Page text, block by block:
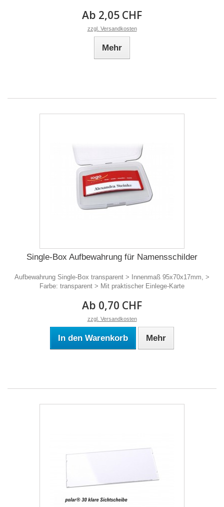
Ab 2,05 CHF
zzgl. Versandkosten
Mehr
Single-Box Aufbewahrung für Namensschilder
Aufbewahrung Single-Box transparent > Innenmaß 95x70x17mm, >
Farbe: transparent > Mit praktischer Einlege-Karte
Ab 0,70 CHF
zzgl. Versandkosten
In den Warenkorb Mehr